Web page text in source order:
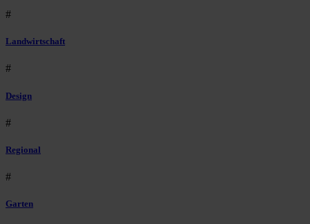
#
Landwirtschaft
#
Design
#
Regional
#
Garten